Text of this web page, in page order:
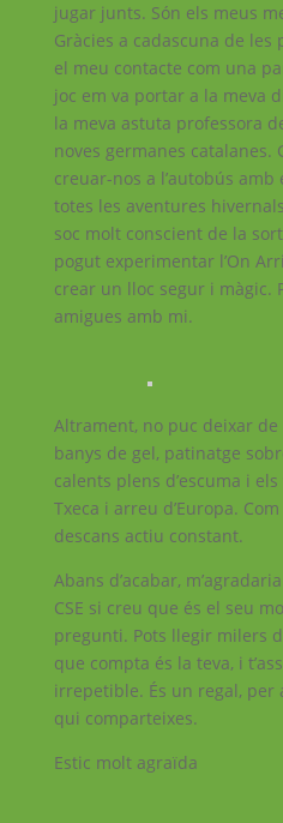
jugar junts. Són els meus
Gràcies a cadascuna de
el meu contacte com una
joc em va portar a la meva
la meva astuta professora
noves germanes catalanes.
creuar-nos a l’autobús
totes les aventures
soc molt conscient de la
pogut experimentar l’On
crear un lloc segur i màgic.
amigues amb mi.
Altrament, no puc deixar
banys de gel, patinatge
calents plens d’escuma i
Txeca i arreu d’Europa.
descans actiu constant.
Abans d’acabar,
CSE si creu que és el seu
pregunti. Pots llegir milers
que compta és la teva, i
irrepetible. És un regal,
qui comparteixes.
Estic molt agraïda